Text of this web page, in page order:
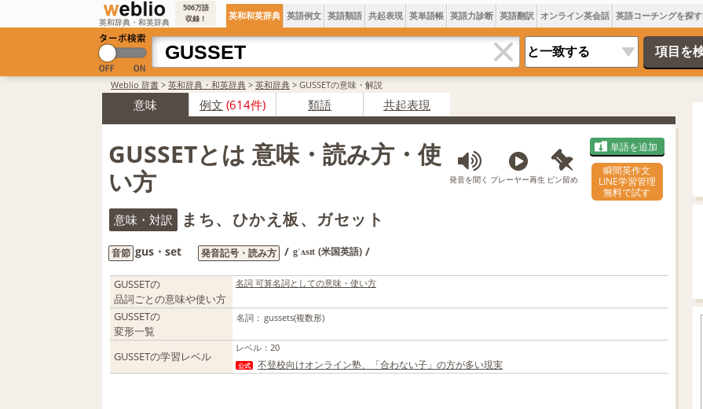
英和辞典・和英辞典
506万語
収録！
英和和英辞典 英語例文 英語類語 共起表現 英単語帳 英語力診断 英語翻訳 オンライン英会話 英語コーチングを探す
Weblio 辞書 > 英和辞典・和英辞典 > 英和辞典 > GUSSETの意味・解説
意味 例文 (614件) 類語 共起表現
GUSSETとは 意味・読み方・使
い方
発音を聞く プレーヤー再生 ピン留め
単語を追加
瞬間英作文
LINE学習管理
無料で試す
意味・対訳 まち、ひかえ板、ガセット
音節 gus・set 発音記号・読み方 / gˈʌsɪt (米国英語) /
GUSSETの
品詞ごとの意味や使い方
名詞 可算名詞としての意味・使い方
GUSSETの
変形一覧
名詞： gussets(複数形)
GUSSETの学習レベル
レベル ： 20
公式 不登校向けオンライン塾、「合わない子」の方が多い現実